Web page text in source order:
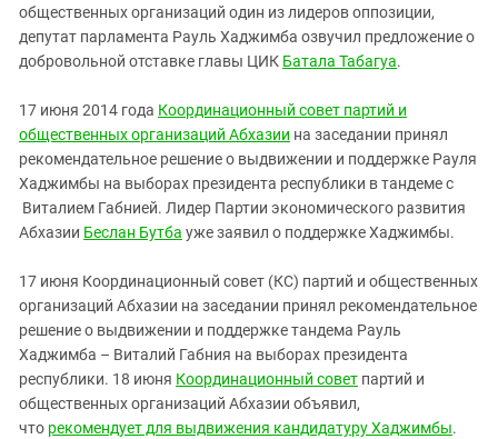
общественных организаций один из лидеров оппозиции,
депутат парламента Рауль Хаджимба озвучил предложение о
добровольной отставке главы ЦИК Батала Табагуа.
17 июня 2014 года Координационный совет партий и
общественных организаций Абхазии на заседании принял
рекомендательное решение о выдвижении и поддержке Рауля
Хаджимбы на выборах президента республики в тандеме с
Виталием Габнией. Лидер Партии экономического развития
Абхазии Беслан Бутба уже заявил о поддержке Хаджимбы.
17 июня Координационный совет (КС) партий и общественных
организаций Абхазии на заседании принял рекомендательное
решение о выдвижении и поддержке тандема Рауль
Хаджимба – Виталий Габния на выборах президента
республики. 18 июня Координационный совет партий и
общественных организаций Абхазии объявил,
что рекомендует для выдвижения кандидатуру Хаджимбы.